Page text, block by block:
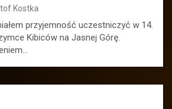
Kostka
przyjemność uczestniczyć w 14.
Kibiców na Jasnej Górę.